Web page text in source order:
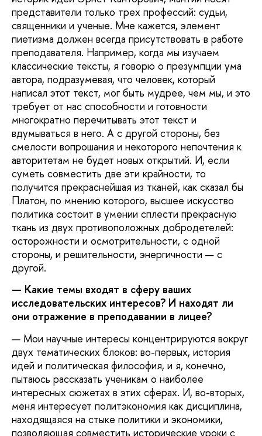
представители только трех профессий: судьи,
священники и ученые. Мне кажется, элемент
пиетизма должен всегда присутствовать в работе
преподавателя. Например, когда мы изучаем
классические тексты, я говорю о презумпции ума
автора, подразумевая, что человек, который
написал этот текст, мог быть мудрее, чем мы, и это
требует от нас способности и готовности
многократно перечитывать этот текст и
вдумываться в него. А с другой стороны, без
смелости вопрошания и некоторого непочтения к
авторитетам не будет новых открытий. И, если
суметь совместить две эти крайности, то
получится прекраснейшая из тканей, как сказал бы
Платон, по мнению которого, высшее искусство
политика состоит в умении сплести прекрасную
ткань из двух противоположных добродетелей:
осторожности и осмотрительности, с одной
стороны, и решительности, энергичности — с
другой.
— Какие темы входят в сферу ваших
исследовательских интересов? И находят ли
они отражение в преподавании в лицее?
— Мои научные интересы концентрируются вокруг
двух тематических блоков: во-первых, история
идей и политическая философия, и я, конечно,
пытаюсь рассказать ученикам о наиболее
интересных сюжетах в этих сферах. И, во-вторых,
меня интересует политэкономия как дисциплина,
находящаяся на стыке политики и экономики,
позволяющая совместить исторические уроки с